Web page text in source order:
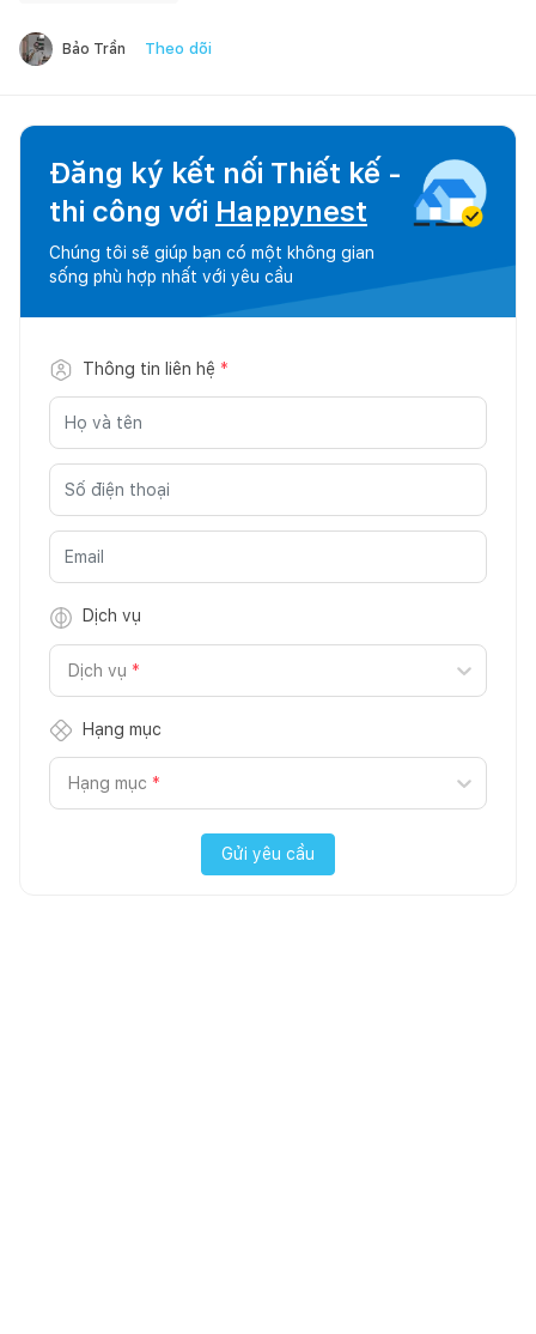
Bảo Trần Theo dõi
Đăng ký kết nối Thiết kế -
thi công với Happynest
Chúng tôi sẽ giúp bạn có một không gian
sống phù hợp nhất với yêu cầu
Thông tin liên hệ *
Dịch vụ
Dịch vụ *
Hạng mục
Hạng mục *
Gửi yêu cầu